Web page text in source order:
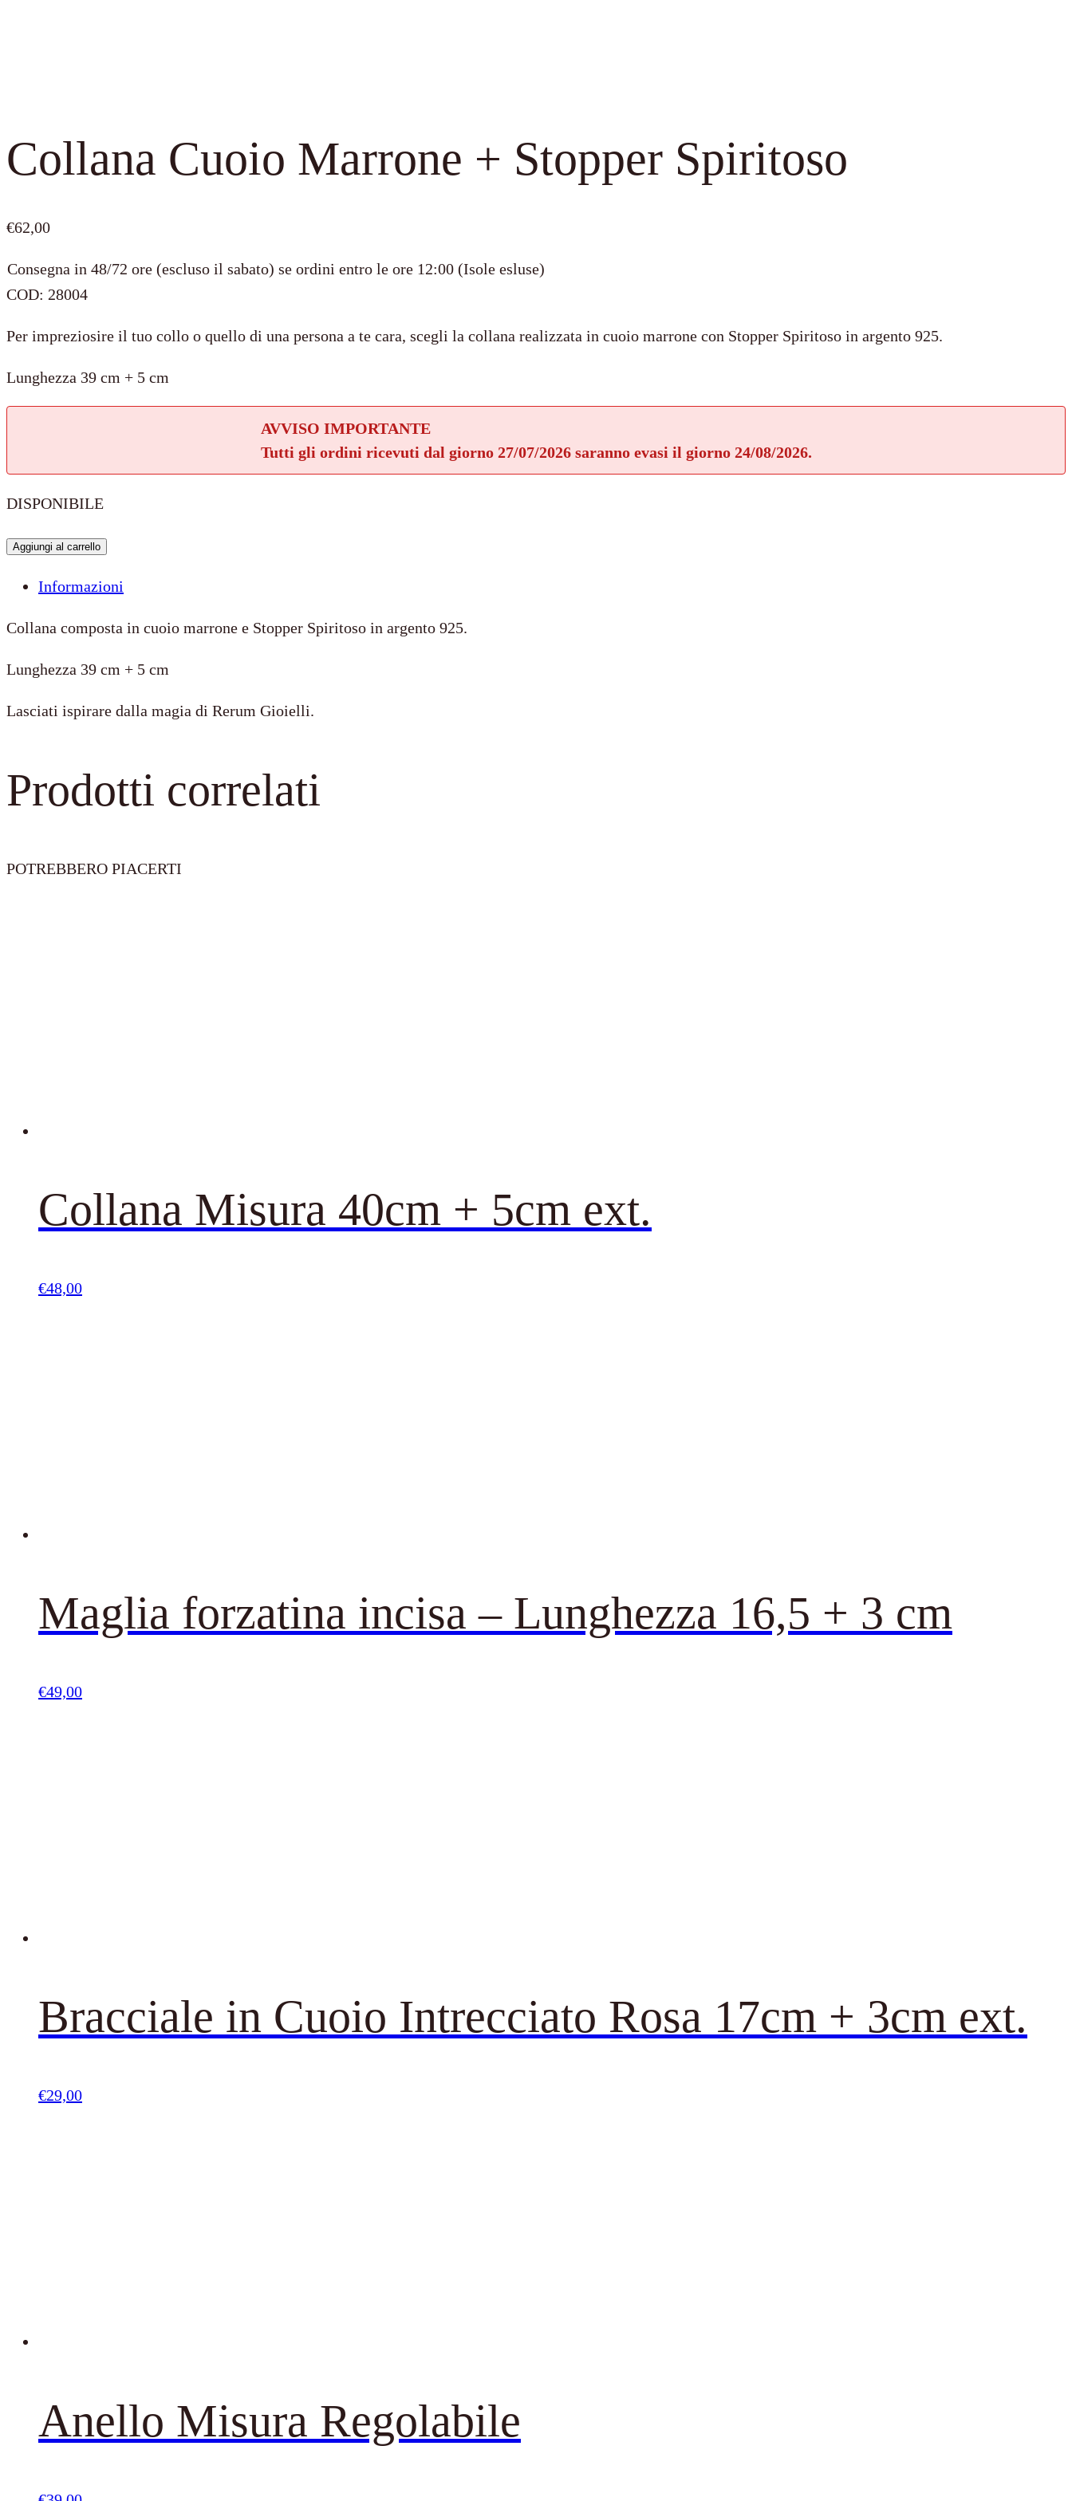
t
Collana Cuoio Marrone + Stopper Spiritoso
€62,00
Consegna in 48/72 ore (escluso il sabato) se ordini entro le ore 12:00 (Isole esluse)
COD: 28004
Per impreziosire il tuo collo o quello di una persona a te cara, scegli la collana realizzata in cuoio marrone con Stopper Spiritoso in argento 925.
Lunghezza 39 cm + 5 cm
AVVISO IMPORTANTE
Tutti gli ordini ricevuti dal giorno 27/07/2026 saranno evasi il giorno 24/08/2026.
DISPONIBILE
Collana
Marrone
+
Spiritoso
Aggiungi al carrello
Informazioni
Collana composta in cuoio marrone e Stopper Spiritoso in argento 925.
Lunghezza 39 cm + 5 cm
Lasciati ispirare dalla magia di Rerum Gioielli.
Prodotti correlati
POTREBBERO PIACERTI
Collana Misura 40cm + 5cm ext.
€48,00
Maglia forzatina incisa – Lunghezza 16,5 + 3 cm
€49,00
Bracciale in Cuoio Intrecciato Rosa 17cm + 3cm ext.
€29,00
Anello Misura Regolabile